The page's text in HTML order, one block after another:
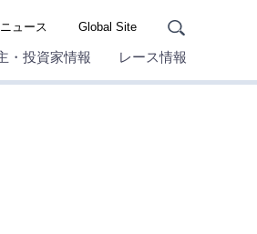
ニュース Global Site
・投資家情報 レース情報